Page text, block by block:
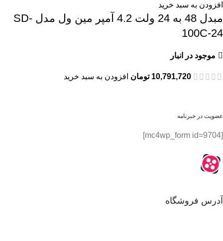
افزودن به سبد خرید
مبدل 48 به 24 ولت 4.2 آمپر مین ول مدل SD-
100C-24
موجود در انبار
10,791,720 تومان افزودن به سبد خرید
عضویت در خبرنامه
[mc4wp_form id=9704]
آدرس فروشگاه